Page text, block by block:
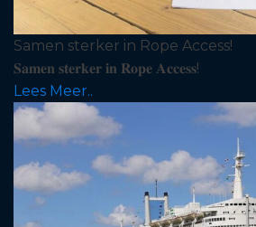
Samen sterker in Rope Access!
𝐒𝐚𝐦𝐞𝐧 𝐬𝐭𝐞𝐫𝐤𝐞𝐫 𝐢𝐧 𝐑𝐨𝐩𝐞 𝐀𝐜𝐜𝐞𝐬𝐬!
Lees Meer..